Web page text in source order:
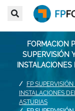
FORMACION
SUPERVISIÓN
FP
INSTALACIONES
ASTURIAS